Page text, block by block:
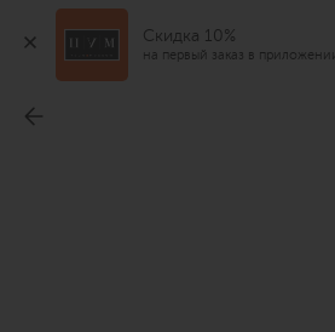
Скидка 10%
на первый заказ в приложении